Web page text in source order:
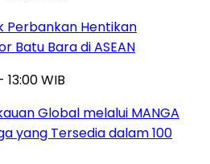
Perbankan Hentikan
Batu Bara di ASEAN
WIB
Global melalui MANGA
yang Tersedia dalam 100